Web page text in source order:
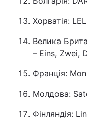
Хорватія:
Велика
– Eins, Zwei,
Франція:
Молдова:
Фінляндія: